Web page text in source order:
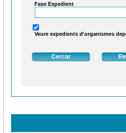
Fase Expedient
Veure expedients d'organismes